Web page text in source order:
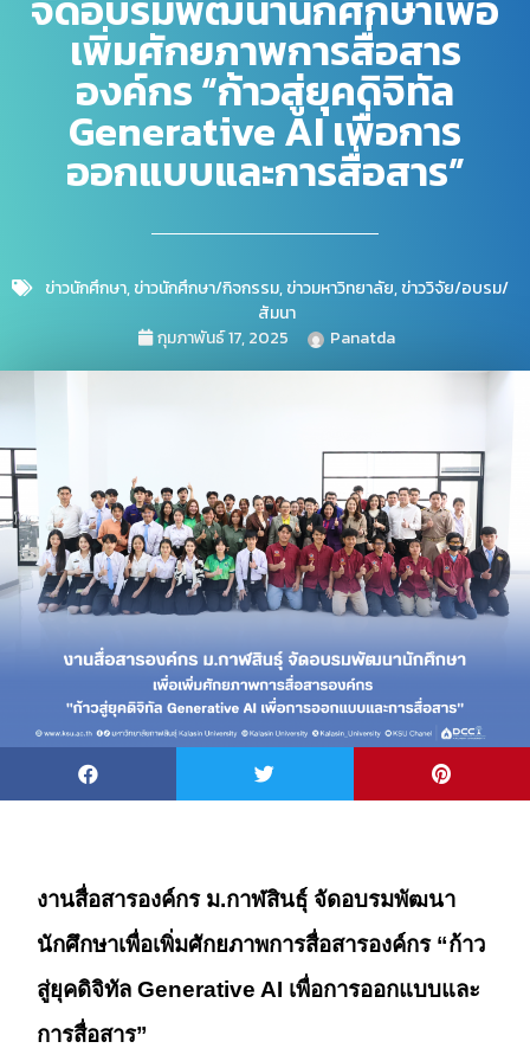
เพิ่มศักยภาพการสื่อสาร
องค์กร “ก้าวสู่ยุคดิจิทัล
Generative AI เพื่อการ
ออกแบบและการสื่อสาร”
ข่าวนักศึกษา,ข่าวนักศึกษา/กิจกรรม,ข่าวมหาวิทยาลัย,ข่าววิจัย/อบรม/
สัมนา
กุมภาพันธ์ 17, 2025
Panatda
งานสื่อสารองค์กร ม.กาฬสินธุ์ จัดอบรมพัฒนา
นักศึกษาเพื่อเพิ่มศักยภาพการสื่อสารองค์กร “ก้าว
สู่ยุคดิจิทัล Generative AI เพื่อการออกแบบและ
การสื่อสาร”